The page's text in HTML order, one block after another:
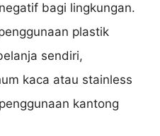
bagi lingkungan.
plastik
sendiri,
kaca atau stainless
kantong